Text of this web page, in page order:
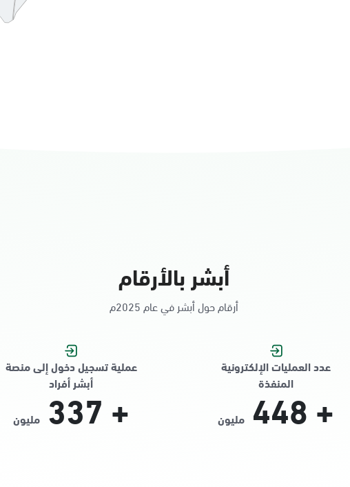
أبشر بالأرقام
أرقام حول أبشر في عام 2025م
عدد العمليات الإلكترونية
المنفذة
+
448 مليون
عملية تسجيل دخول إلى منصة
أبشر أفراد
+
337 مليون